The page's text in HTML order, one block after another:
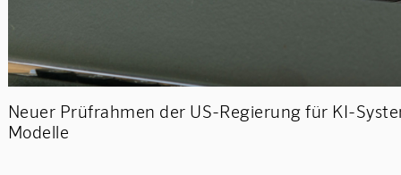
Neuer Prüfrahmen der US-Regierung für KI-
Modelle